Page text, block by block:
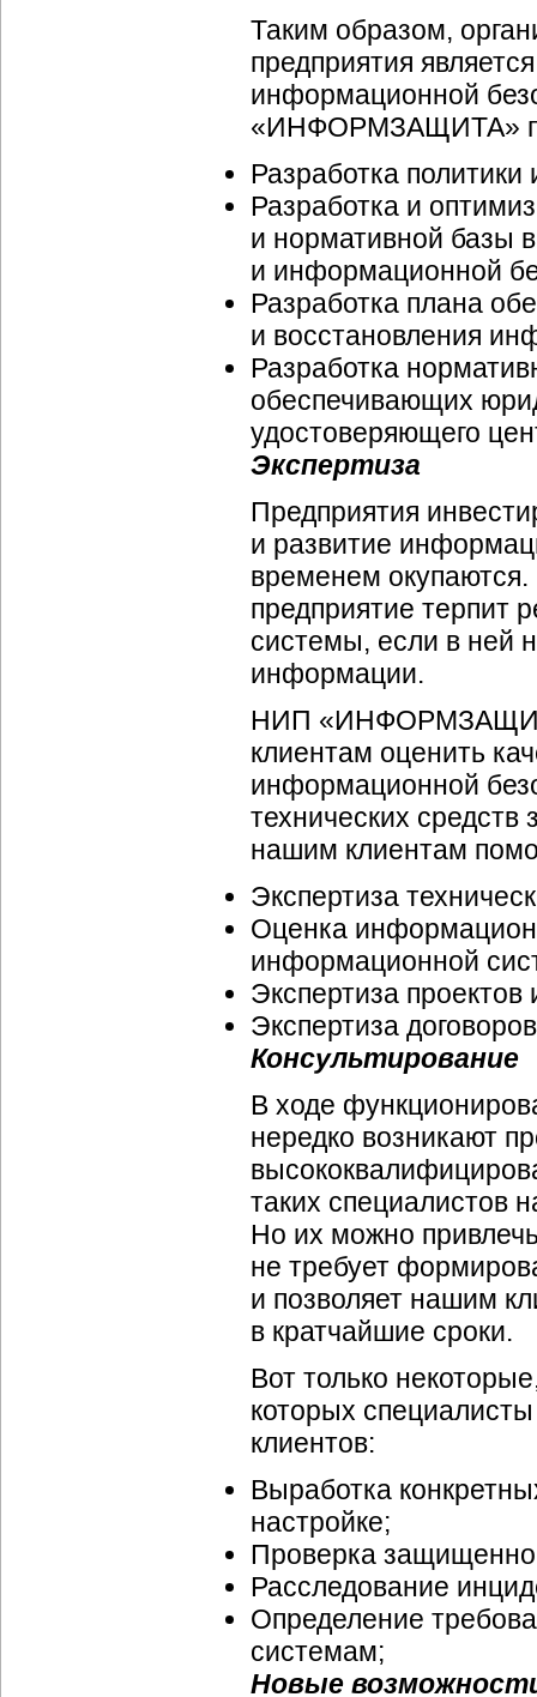
Таким образом,
предприятия
информационной
«ИНФОРМЗАЩИТА»
Разработка
Разработка и
и нормативной базы
и информационной
Разработка плана
и восстановления
Разработка
обеспечивающих
удостоверяющего
Экспертиза
Предприятия
и развитие
временем
предприятие терпит
системы, если в ней
информации.
НИП
клиентам оценить
информационной
технических
нашим клиентам
Экспертиза
Оценка
информационной
Экспертиза
Экспертиза
Консультирование
В ходе
нередко возникают
таких специалистов
Но их можно
не требует
и позволяет нашим
в кратчайшие сроки.
Вот только
которых
клиентов:
Выработка
настройке;
Проверка
Расследование
Определение
системам;
Новые